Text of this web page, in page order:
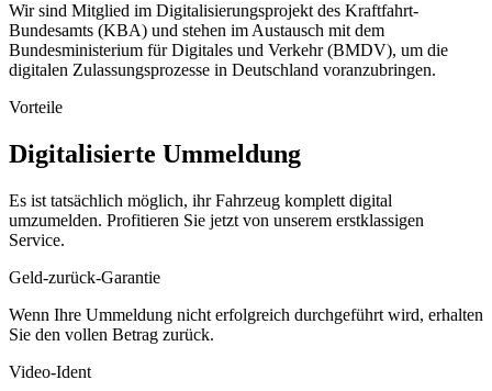
Wir sind Mitglied im Digitalisierungsprojekt des Kraftfahrt-
Bundesamts (KBA) und stehen im Austausch mit dem
Bundesministerium für Digitales und Verkehr (BMDV), um die
digitalen Zulassungsprozesse in Deutschland voranzubringen.
Vorteile
Digitalisierte Ummeldung
Es ist tatsächlich möglich, ihr Fahrzeug komplett digital
umzumelden. Profitieren Sie jetzt von unserem erstklassigen
Service.
Geld-zurück-Garantie
Wenn Ihre Ummeldung nicht erfolgreich durchgeführt wird, erhalten
Sie den vollen Betrag zurück.
Video-Ident